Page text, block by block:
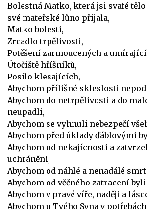
Bolestná Matko, která jsi svaté tělo
své mateřské lůno přijala,
Matko bolesti,
Zrcadlo trpělivosti,
Potěšení zarmoucených a
Útočiště hříšníků,
Posilo klesajících,
Abychom přílišné skleslosti
Abychom do netrpělivosti a do
neupadli,
Abychom se vyhnuli nebezpečí
Abychom před úklady ďáblovými
Abychom od nekajícnosti a
uchráněni,
Abychom od náhlé a nenadálé
Abychom od věčného zatracení
Abychom v pravé víře, naději a
Abychom u Tvého Syna v